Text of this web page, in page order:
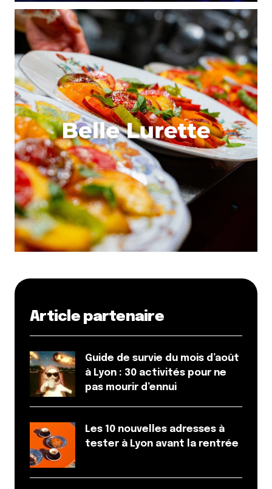
Amusants tout ces noms ! Pour l’opéra, j’ai aussi
entendu la râpe à fromage.
Poyet Marie
17 septembre 2014 à 12 h 57 min
Répondre
Concernant une ressemblance entre un batiment
lyonnais et un personnage de dessin animé ;
https://twitter.com/Rom1Constant/status/
@rom1constant
18 septembre 2014 à 13 h 52 min
Répondre
pour la tour Silex, un ami proposait la gomme et
Cecile F
2 avril 2015 à 10 h 50 min
Répondre
du crayon…
Yann Boyer
24 octobre 2015 à 13 h 00 min
Répondre
Votre adresse e-mail ne sera pas publiée. Les
champs obligatoires sont indiqués avec*
Article partenaire
Guide de survie du mois d’août
à Lyon : 30 activités pour ne
pas mourir d’ennui
Les 10 nouvelles adresses à
tester à Lyon avant la rentrée